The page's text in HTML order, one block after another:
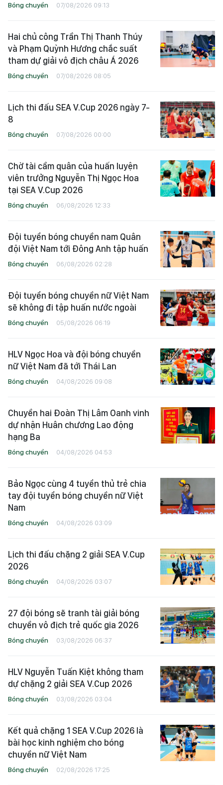
Bóng chuyền 07/08/2026 09:13
Hai chủ công Trần Thị Thanh Thúy
và Phạm Quỳnh Hương chắc suất
tham dự giải vô địch châu Á 2026
Bóng chuyền 07/08/2026 08:05
Lịch thi đấu SEA V.Cup 2026 ngày 7-
8
Bóng chuyền 07/08/2026 00:00
Chờ tài cầm quân của huấn luyện
viên trưởng Nguyễn Thị Ngọc Hoa
tại SEA V.Cup 2026
Bóng chuyền 06/08/2026 12:33
Đội tuyển bóng chuyền nam Quân
đội Việt Nam tới Đông Anh tập huấn
Bóng chuyền 06/08/2026 02:28
Đội tuyển bóng chuyền nữ Việt Nam
sẽ không đi tập huấn nước ngoài
Bóng chuyền 05/08/2026 06:19
HLV Ngọc Hoa và đội bóng chuyền
nữ Việt Nam đã tới Thái Lan
Bóng chuyền 04/08/2026 09:08
Chuyền hai Đoàn Thị Lâm Oanh vinh
dự nhận Huân chương Lao động
hạng Ba
Bóng chuyền 04/08/2026 04:53
Bảo Ngọc cùng 4 tuyển thủ trẻ chia
tay đội tuyển bóng chuyền nữ Việt
Nam
Bóng chuyền 04/08/2026 03:09
Lịch thi đấu chặng 2 giải SEA V.Cup
2026
Bóng chuyền 04/08/2026 03:07
27 đội bóng sẽ tranh tài giải bóng
chuyền vô địch trẻ quốc gia 2026
Bóng chuyền 03/08/2026 06:37
HLV Nguyễn Tuấn Kiệt không tham
dự chặng 2 giải SEA V.Cup 2026
Bóng chuyền 03/08/2026 03:04
Kết quả chặng 1 SEA V.Cup 2026 là
bài học kinh nghiệm cho bóng
chuyền nữ Việt Nam
Bóng chuyền 02/08/2026 17:25